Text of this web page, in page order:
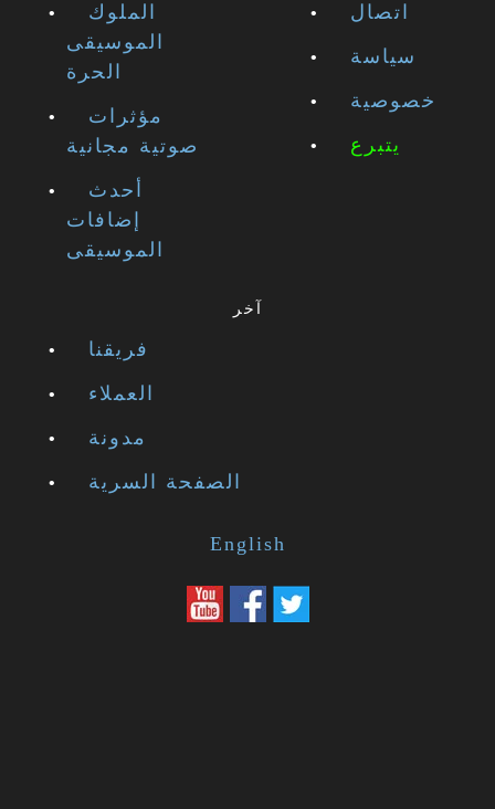
الملوك
الموسيقى
الحرة
مؤثرات
صوتية مجانية
أحدث
إضافات
الموسيقى
اتصال
سياسة
خصوصية
يتبرع
آخر
فريقنا
العملاء
مدونة
الصفحة السرية
English